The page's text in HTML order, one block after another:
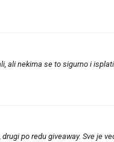
ali nekima se to sigurno i
po redu giveaway. Sve je